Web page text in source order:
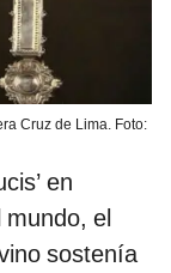
Cruz de Lima. Foto:
en
mundo, el
sostenía